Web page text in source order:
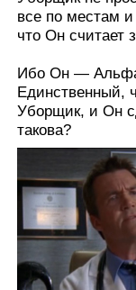
все по местам
что Он считает
Ибо Он —
Единственный,
Уборщик, и Он
такова?